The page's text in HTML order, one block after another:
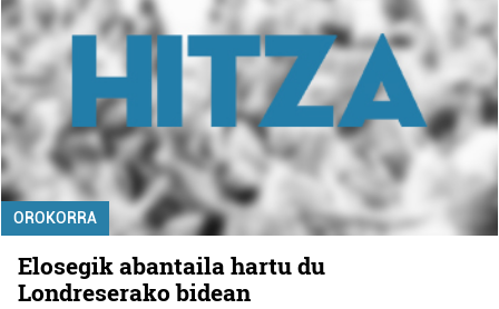
OROKORRA
Elosegik abantaila hartu du
Londreserako bidean